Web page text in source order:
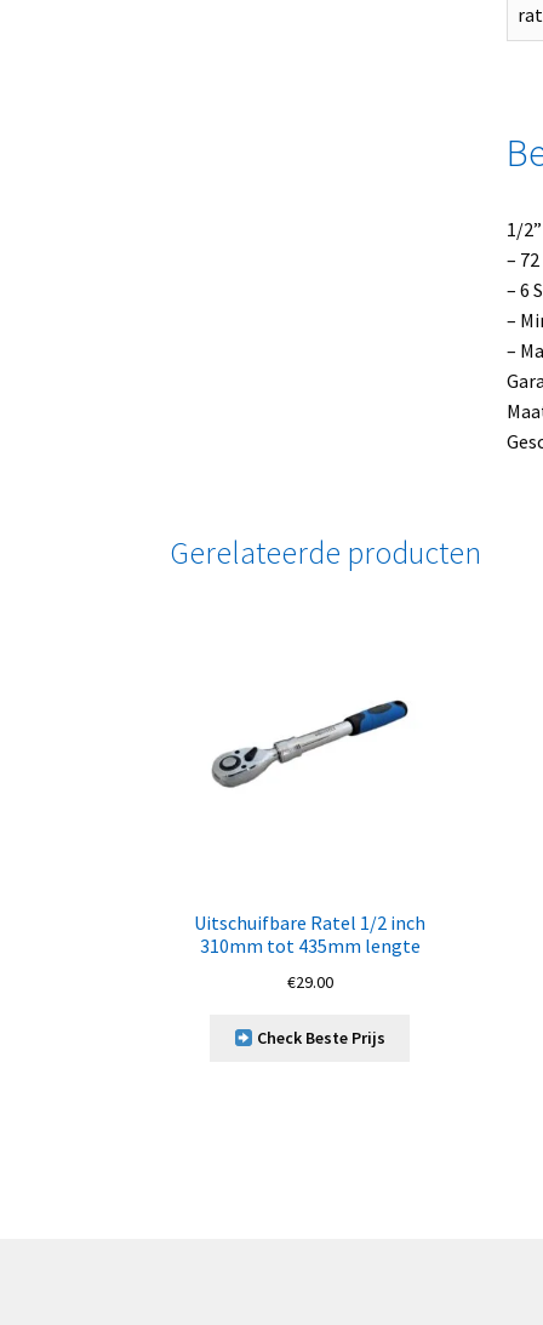
1/
–
– 6
–
–
Gerelateerde producten
Uitschuifbare Ratel 1/2 inch
310mm tot 435mm lengte
€29.00
Check Beste Prijs